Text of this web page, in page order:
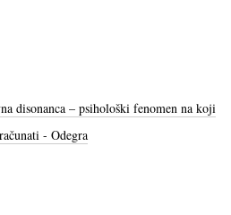
disonanca – psihološki fenomen na koji
- Odegra